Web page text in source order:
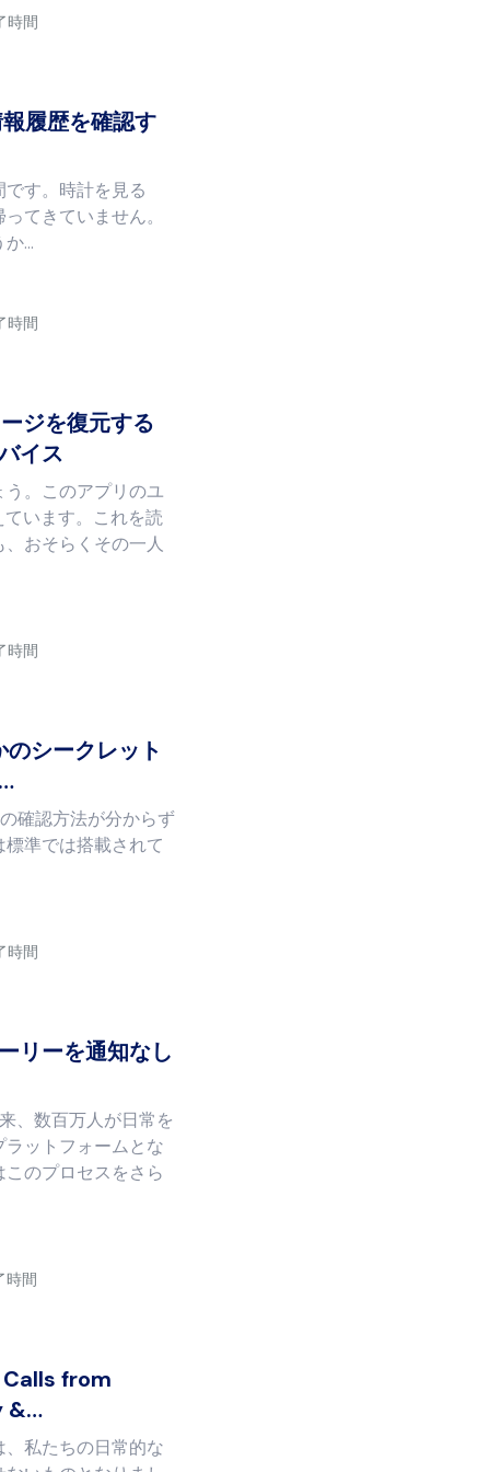
時間
履歴を確認す
す。時計を見る
てきていません。
か…
時間
ジを復元する
イス
。このアプリのユ
います。これを読
おそらくその一人
時間
シークレット
確認方法が分からず
準では搭載されて
時間
リーを通知なし
、数百万人が日常を
ットフォームとな
のプロセスをさら
時間
from
&…
私たちの日常的な